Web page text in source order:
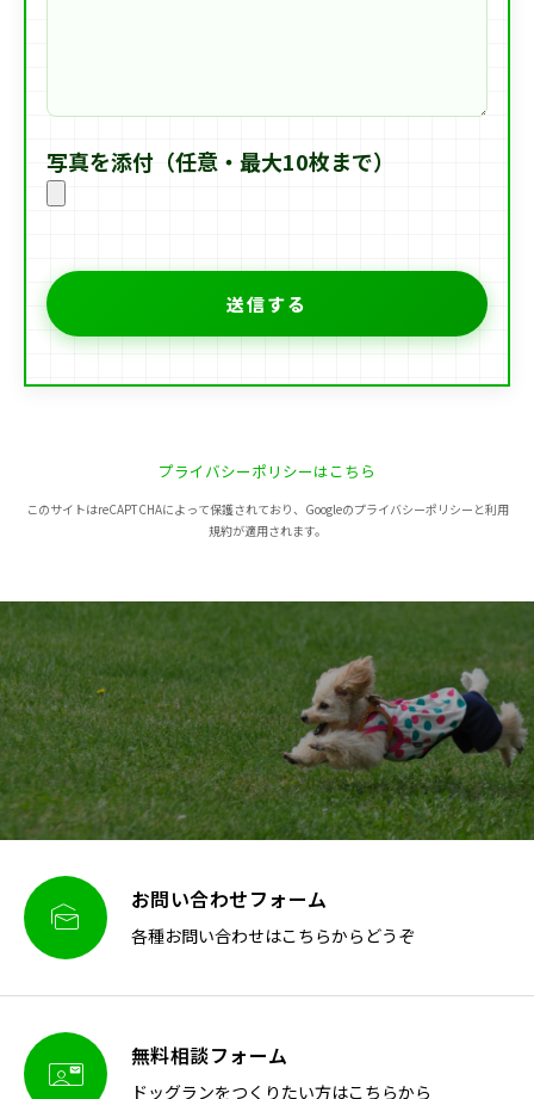
写真を添付（任意・最大10枚まで）
プライバシーポリシーはこちら
このサイトはreCAPTCHAによって保護されており、Googleのプライバシーポリシーと利用
規約が適用されます。
 お問い合わせフォーム
各種お問い合わせはこちらからどうぞ
 無料相談フォーム
ドッグランをつくりたい方はこちらから